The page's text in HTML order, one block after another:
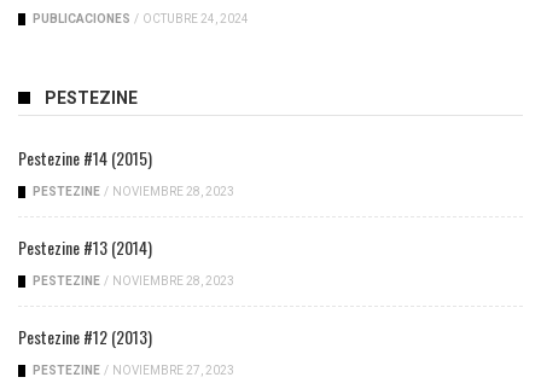
PUBLICACIONES / OCTUBRE 24, 2024
PESTEZINE
Pestezine #14 (2015)
PESTEZINE / NOVIEMBRE 28, 2023
Pestezine #13 (2014)
PESTEZINE / NOVIEMBRE 28, 2023
Pestezine #12 (2013)
PESTEZINE / NOVIEMBRE 27, 2023